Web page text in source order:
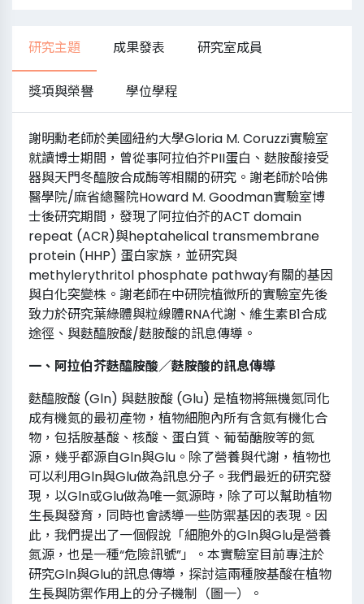
研究主題 成果發表 研究室成員
獎項與榮譽 學位學程
謝明勳老師於美國紐約大學Gloria M. Coruzzi實驗室
就讀博士期間，曾從事阿拉伯芥PII蛋白、麩胺酸接受
器與天門冬醯胺合成酶等相關的研究。謝老師於哈佛
醫學院/麻省總醫院Howard M. Goodman實驗室博
士後研究期間，發現了阿拉伯芥的ACT domain
repeat (ACR)與heptahelical transmembrane
protein (HHP) 蛋白家族，並研究與
methylerythritol phosphate pathway有關的基因
與白化突變株。謝老師在中研院植微所的實驗室先後
致力於研究葉綠體與粒線體RNA代謝、維生素B1合成
途徑、與麩醯胺酸/麩胺酸的訊息傳導。
一、阿拉伯芥麩醯胺酸／麩胺酸的訊息傳導
麩醯胺酸 (Gln) 與麩胺酸 (Glu) 是植物將無機氮同化
成有機氮的最初產物，植物細胞內所有含氮有機化合
物，包括胺基酸、核酸、蛋白質、葡萄醣胺等的氮
源，幾乎都源自Gln與Glu。除了營養與代謝，植物也
可以利用Gln與Glu做為訊息分子。我們最近的研究發
現，以Gln或Glu做為唯一氮源時，除了可以幫助植物
生長與發育，同時也會誘導一些防禦基因的表現。因
此，我們提出了一個假說「細胞外的Gln與Glu是營養
氮源，也是一種“危險訊號”」。本實驗室目前專注於
研究Gln與Glu的訊息傳導，探討這兩種胺基酸在植物
生長與防禦作用上的分子機制（圖一）。